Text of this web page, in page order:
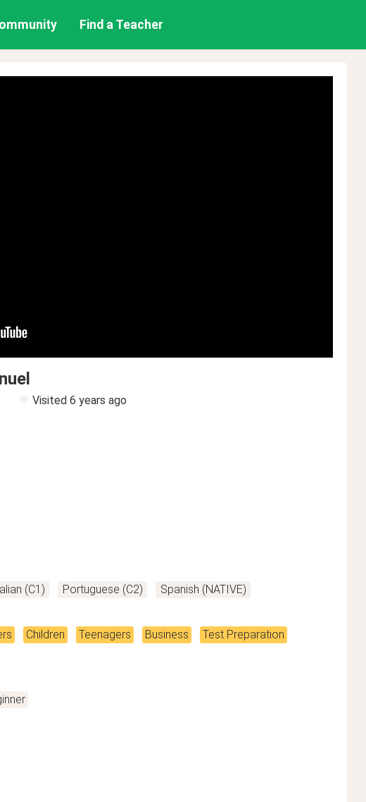
Find a Teacher
Visited 6 years ago
(C1) Portuguese (C2) Spanish (NATIVE)
Children Teenagers Business Test Preparation